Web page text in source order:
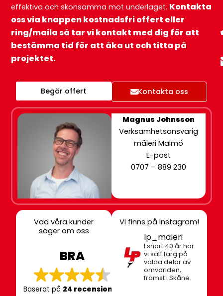
effektiva och skonsamma mot underlaget. Kontakta
oss via knappen kostnadsfri offert eller
ring/maila så tar vi kontakt med dig för att
bestämma tid för att åka ut och titta på
projektet.
Begär offert Kontakta oss
Magnus Johnsson
Verksamhetsansvarig
måleri Malmö
E-post
0707 – 889 230
Vad våra kunder
säger om oss
BRA
Baserat på 24 recensioner
Vi finns på Instagram!
lp_maleri
I snart 40 år har
vi satt färg på
valda delar av
omvärlden,
främst i Skåne.